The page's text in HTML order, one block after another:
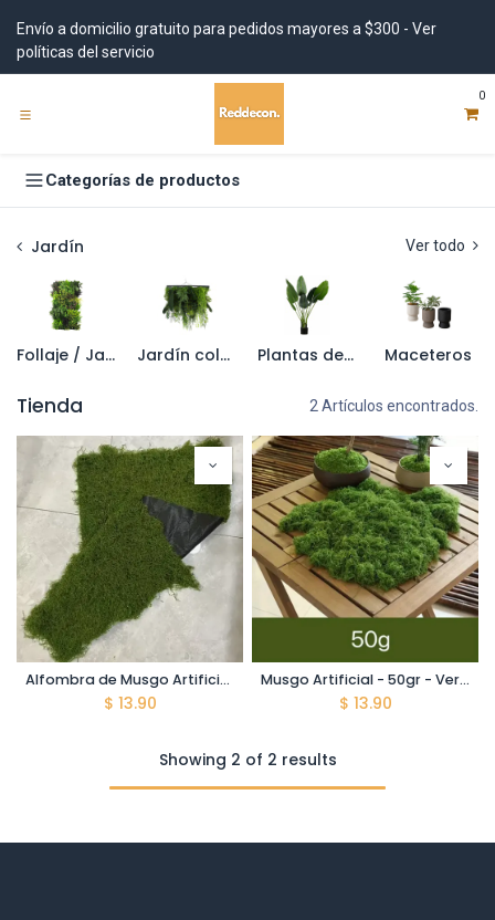
Envío a domicilio gratuito para pedidos mayores a $300 - Ver
políticas del servicio
0
Categorías de productos
Jardín Ver todo
Follaje / Jardin vertical Jardín colgante Plantas de pote artificiales Maceteros
Tienda 2 Artículos encontrados.
Alfombra de Musgo Artificial - 50*100 cm - Verde Oscuro - Uso interior
$ 13.90
Musgo Artificial - 50gr - Verde Oscuro - Decoración
$ 13.90
Showing 2 of 2 results